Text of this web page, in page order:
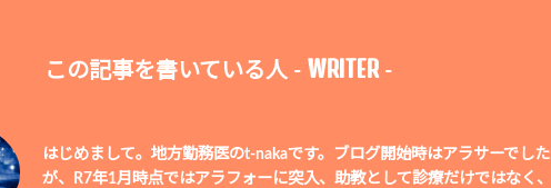
この記事を書いている人 - WRITER-
はじめまして。地方勤務医のt-nakaです。ブログ開始時はアラサーでした
が、R7年1月時点ではアラフォーに突入、助教として診療だけではなく、